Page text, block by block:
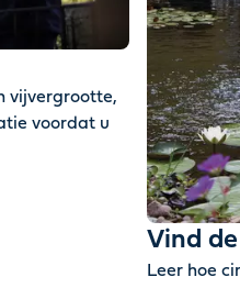
vijvergrootte,
voordat u
Vind
Leer hoe